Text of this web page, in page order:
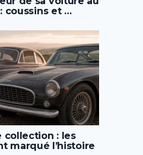
coussins et …
collection : les
marqué l’histoire